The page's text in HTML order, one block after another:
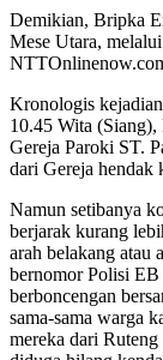
Demikian, Bripka
Mese Utara,
Kronologis
10.45 Wita (Siang),
Gereja Paroki ST.
dari Gereja hendak
Namun setibanya
berjarak kurang
arah belakang atau
bernomor Polisi
berboncengan
sama-sama warga
mereka dari